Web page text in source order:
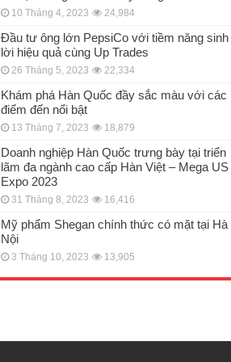
10 Tháng 4, 2023 24,984
Đầu tư ông lớn PepsiCo với tiềm năng sinh
lời hiệu quả cùng Up Trades
26 Tháng 5, 2023 22,334
Khám phá Hàn Quốc đầy sắc màu với các
điểm đến nổi bật
13 Tháng 7, 2023 18,879
Doanh nghiệp Hàn Quốc trưng bày tại triển
lãm đa ngành cao cấp Hàn Việt – Mega US
Expo 2023
31 Tháng 8, 2023 16,416
Mỹ phẩm Shegan chính thức có mặt tại Hà
Nội
3 Tháng 10, 2023 13,905